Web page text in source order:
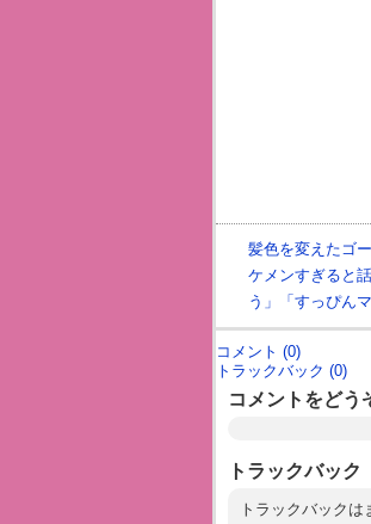
髪色を変えたゴ
ケメンすぎると
う」「すっぴん
コメント (0)
トラックバック (0)
コメントをどう
トラックバック
トラックバックは